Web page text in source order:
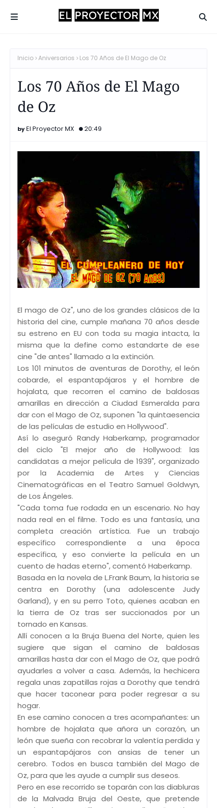
Inicio Aniversarios Los 70 Años de El Mago de Oz
Los 70 Años de El Mago
de Oz
El Proyector MX 20:49
El mago de Oz", uno de los grandes clásicos de la
historia del cine, cumple mañana 70 años desde
su estreno en EU con toda su magia intacta, la
misma que la define como estandarte de ese
cine "de antes" llamado a la extinción.
Los 101 minutos de aventuras de Dorothy, el león
cobarde, el espantapájaros y el hombre de
hojalata, que recorren el camino de baldosas
amarillas en dirección a Ciudad Esmeralda para
dar con el Mago de Oz, suponen "la quintaesencia
de las películas de estudio en Hollywood".
Así lo aseguró Randy Haberkamp, programador
del ciclo "El mejor año de Hollywood: las
candidatas a mejor película de 1939", organizado
por la Academia de Artes y Ciencias
Cinematográficas en el Teatro Samuel Goldwyn,
de Los Ángeles.
"Cada toma fue rodada en un escenario. No hay
nada real en el filme. Todo es una fantasía, una
completa creación artística. Fue un trabajo
específico correspondiente a una época
específica, y eso convierte la película en un
cuento de hadas eterno", comentó Haberkamp.
Basada en la novela de L.Frank Baum, la historia se
centra en Dorothy (una adolescente Judy
Garland), y en su perro Toto, quienes acaban en
la tierra de Oz tras ser succionados por un
tornado en Kansas.
Allí conocen a la Bruja Buena del Norte, quien les
sugiere que sigan el camino de baldosas
amarillas hasta dar con el Mago de Oz, que podrá
ayudarles a volver a casa. Además, la hechicera
regala unas zapatillas rojas a Dorothy que tendrá
que hacer taconear para poder regresar a su
hogar.
En ese camino conocen a tres acompañantes: un
hombre de hojalata que añora un corazón, un
león que sueña con recobrar la valentía perdida y
un espantapájaros con ansias de tener un
cerebro. Todos en busca también del Mago de
Oz, para que les ayude a cumplir sus deseos.
Pero en ese recorrido se toparán con las diabluras
de la Malvada Bruja del Oeste, que pretende